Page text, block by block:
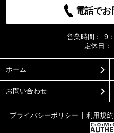
電話でお
営業時間：
9
定休日：
ホーム
お問い合わせ
プライバシーポリシー 利用規約